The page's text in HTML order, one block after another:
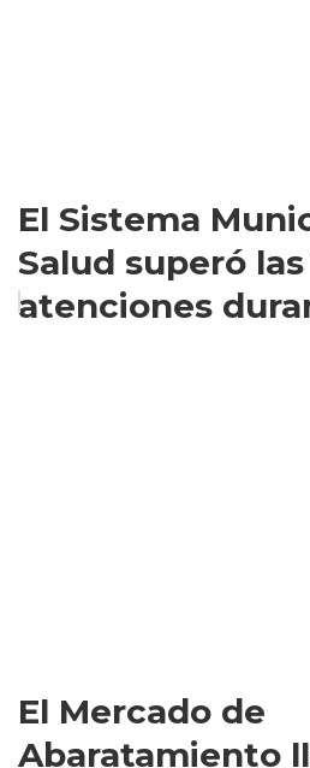
El Sistema
Salud superó las
atenciones
El Mercado de
Abaratamiento